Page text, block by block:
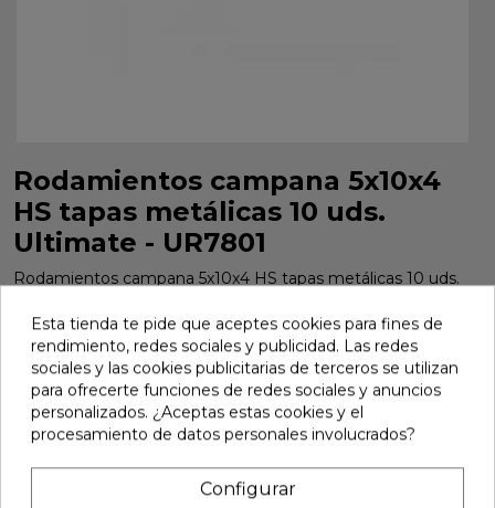
Rodamientos campana 5x10x4
HS tapas metálicas 10 uds.
Ultimate - UR7801
Rodamientos campana 5x10x4 HS tapas metálicas 10 uds.
Marca: Ultimate Ref: UR7801
21,80 €
Añadir
Esta tienda te pide que aceptes cookies para fines de
rendimiento, redes sociales y publicidad. Las redes
sociales y las cookies publicitarias de terceros se utilizan
para ofrecerte funciones de redes sociales y anuncios
personalizados. ¿Aceptas estas cookies y el
procesamiento de datos personales involucrados?
Configurar